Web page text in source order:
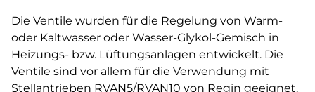
Die Ventile wurden für die Regelung von Warm-
oder Kaltwasser oder Wasser-Glykol-Gemisch in
Heizungs- bzw. Lüftungsanlagen entwickelt. Die
Ventile sind vor allem für die Verwendung mit
Stellantrieben RVAN5/RVAN10 von Regin geeignet.